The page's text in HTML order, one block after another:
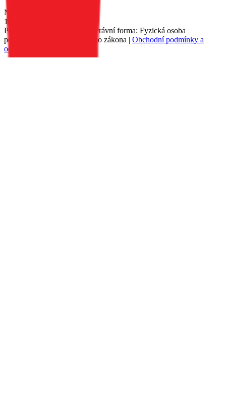
Nedostupné
189 Kč
Petr Matyáš, IČ: 00705331, Právní forma: Fyzická osoba
podnikající dle živnostenského zákona | Obchodní podmínky a
ochrana osobních údajů